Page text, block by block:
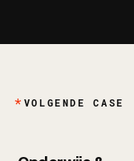
VOLGENDE CASE